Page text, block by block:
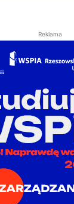
Reklama